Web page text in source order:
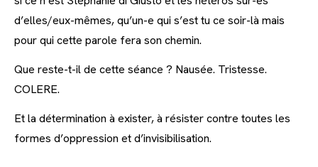
d’elles/eux-mêmes, qu’un-e qui s’est tu ce soir-là mais
pour qui cette parole fera son chemin.
Que reste-t-il de cette séance ? Nausée. Tristesse.
COLERE.
Et la détermination à exister, à résister contre toutes les
formes d’oppression et d’invisibilisation.